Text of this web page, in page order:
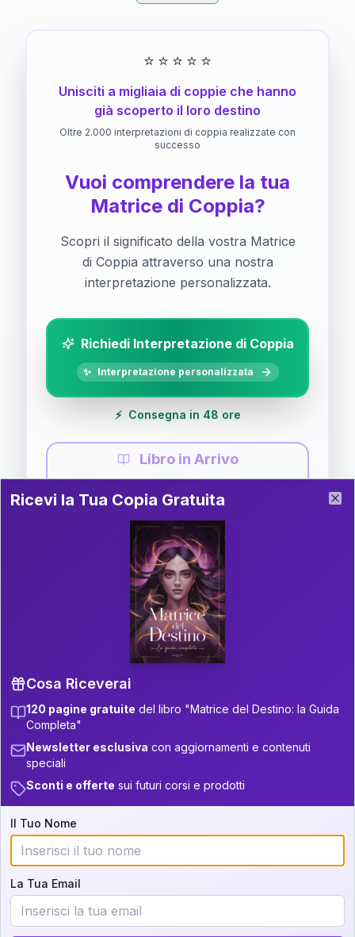
⭐ ⭐ ⭐ ⭐ ⭐
Unisciti a migliaia di coppie che hanno
già scoperto il loro destino
Oltre 2.000 interpretazioni di coppia realizzate con
successo
Vuoi comprendere la tua
Matrice di Coppia?
Scopri il significato della vostra Matrice
di Coppia attraverso una nostra
interpretazione personalizzata.
Richiedi Interpretazione di Coppia
✨ Interpretazione personalizzata
⚡ Consegna in 48 ore
Libro in Arrivo
Guida completa di Coppia
Il libro è in fase di scrittura. Iscriviti alla newsletter
per ricevere aggiornamenti!
P.S. Interpretazione parziale
gratuita
Scorri più in basso per vedere
un'interpretazione parziale gratuita della tua
Iscriviti alla newsletter per ricevere
aggiornamenti quando sarà disponibile.
Cosa scoprirete nella vostra
interpretazione:
💕 Come rafforzare la vostra unione
Ricevi la Tua Copia Gratuita del Libro
Ricevi la Tua Copia Gratuita
Cosa Riceverai
120 pagine gratuite del libro "Matrice del Destino: la Guida
Completa"
Newsletter esclusiva con aggiornamenti e contenuti
speciali
Sconti e offerte sui futuri corsi e prodotti
Il Tuo Nome
La Tua Email